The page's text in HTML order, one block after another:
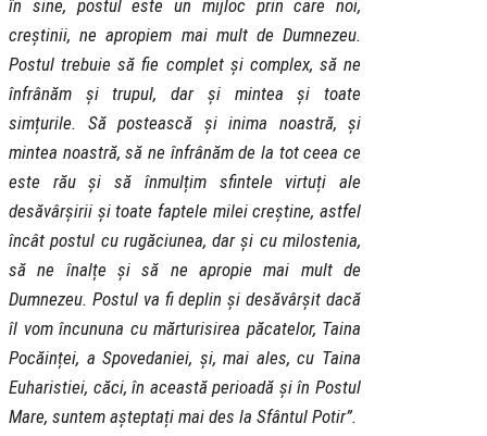
în sine, postul este un mijloc prin care noi,
creștinii, ne apropiem mai mult de Dumnezeu.
Postul trebuie să fie complet și complex, să ne
înfrânăm și trupul, dar și mintea și toate
simțurile. Să postească și inima noastră, și
mintea noastră, să ne înfrânăm de la tot ceea ce
este rău și să înmulțim sfintele virtuți ale
desăvârșirii și toate faptele milei creștine, astfel
încât postul cu rugăciunea, dar și cu milostenia,
să ne înalțe și să ne apropie mai mult de
Dumnezeu. Postul va fi deplin și desăvârșit dacă
îl vom încununa cu mărturisirea păcatelor, Taina
Pocăinței, a Spovedaniei, și, mai ales, cu Taina
Euharistiei, căci, în această perioadă și în Postul
Mare, suntem așteptați mai des la Sfântul Potir”.